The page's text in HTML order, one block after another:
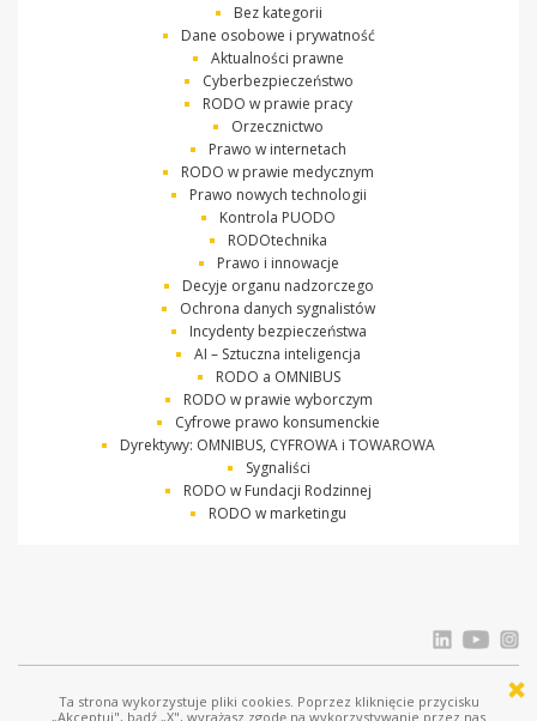
Bez kategorii
Dane osobowe i prywatność
Aktualności prawne
Cyberbezpieczeństwo
RODO w prawie pracy
Orzecznictwo
Prawo w internetach
RODO w prawie medycznym
Prawo nowych technologii
Kontrola PUODO
RODOtechnika
Prawo i innowacje
Decyje organu nadzorczego
Ochrona danych sygnalistów
Incydenty bezpieczeństwa
AI – Sztuczna inteligencja
RODO a OMNIBUS
RODO w prawie wyborczym
Cyfrowe prawo konsumenckie
Dyrektywy: OMNIBUS, CYFROWA i TOWAROWA
Sygnaliści
RODO w Fundacji Rodzinnej
RODO w marketingu
© Ostrowski i Wspólnicy |www.ostrowski.legal| Wszystkie prawa zastrzeżone
Ta strona wykorzystuje pliki cookies. Poprzez kliknięcie przycisku
„Akceptuj", bądź „X", wyrażasz zgodę na wykorzystywanie przez nas